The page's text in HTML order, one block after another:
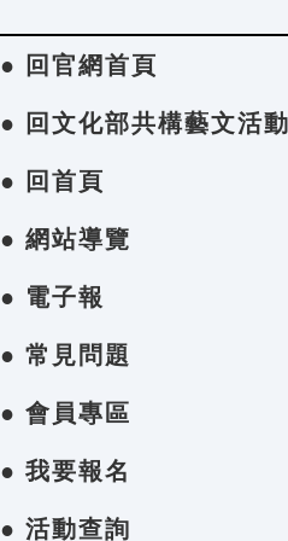
● 回官網首頁
● 回文化部共構藝文活
● 回首頁
● 網站導覽
● 電子報
● 常見問題
● 會員專區
● 我要報名
● 活動查詢